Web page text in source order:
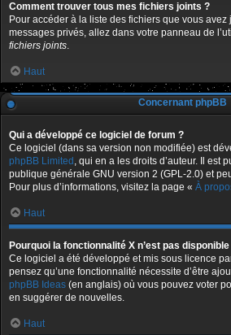
Comment trouver tous mes fichiers joints ?
Pour accéder à la liste des fichiers que vous
messages privés, allez dans votre panneau de
fichiers joints.
Haut
Concernant phpBB
Qui a développé ce logiciel de forum ?
Ce logiciel (dans sa version non modifiée) est
phpBB Limited , qui en a les droits d’auteur. Il est
publique générale GNU version 2 (GPL-2.0) et
Pour plus d’informations, visitez la page « À
Haut
Pourquoi la fonctionnalité X n’est pas disponible
Ce logiciel a été développé et mis sous licence
pensez qu’une fonctionnalité nécessite d’être
phpBB Ideas (en anglais) où vous pouvez voter
en suggérer de nouvelles.
Haut